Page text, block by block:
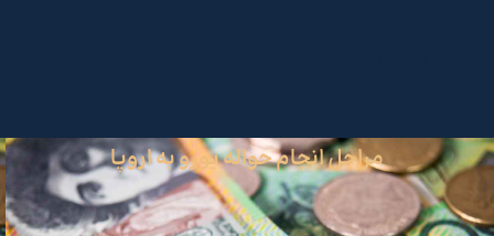
مراحل انجام حواله یورو به اروپا